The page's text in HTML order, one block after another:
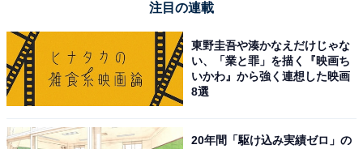
風を拡散する無風感ルーバーで冷えすぎ＆乾燥を
注目の連載
東野圭吾や湊かなえだけじゃな
い、「業と罪」を描く『映画ち
いかわ』から強く連想した映画
8選
20年間「駆け込み実績ゼロ」の